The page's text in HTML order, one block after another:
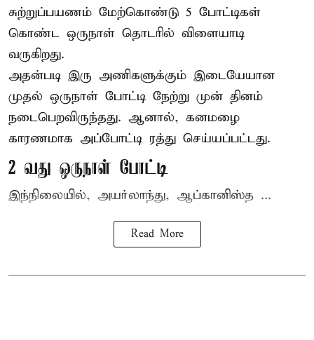
சுற்றுப்பயணம் மேற்கொண்டு 5 போட்டிகள்
கொண்ட ஒருநாள் தொடரில் விளையாடி
வருகிறது.
அதன்படி இரு அணிகளுக்கும் இடையேயான
முதல் ஒருநாள் போட்டி நேற்று முன் தினம்
நடைபெறவிருந்தது. ஆனால், கனமழை
காரணமாக அப்போட்டி ரத்து செய்யப்பட்டது.
2 வது ஒருநாள் போட்டி
இந்நிலையில், அயர்லாந்து, ஆப்கானிஸ்த ...
Read More